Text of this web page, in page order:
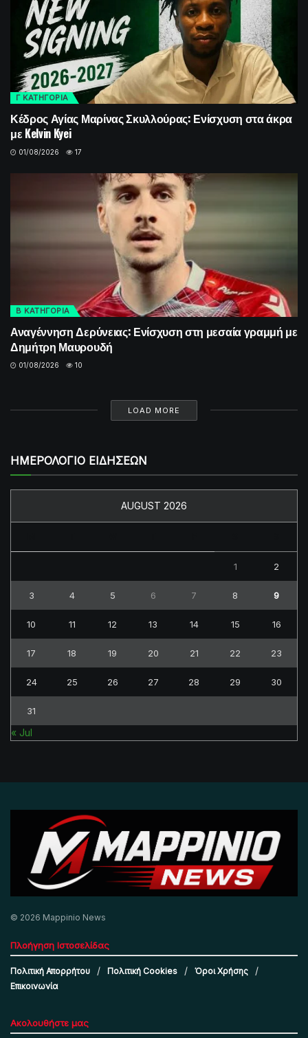
Γ ΚΑΤΗΓΟΡΙΑ
Κέδρος Αγίας Μαρίνας Σκυλλούρας: Ενίσχυση στα άκρα
με Kelvin Kyei
01/08/2026 17
Β ΚΑΤΗΓΟΡΙΑ
Αναγέννηση Δερύνειας: Ενίσχυση στη μεσαία γραμμή με
Δημήτρη Μαυρουδή
01/08/2026 10
LOAD MORE
ΗΜΕΡΟΛΟΓΙΟ ΕΙΔΗΣΕΩΝ
AUGUST 2026
1 2
3 4 5 6 7 8 9
10 11 12 13 14 15 16
17 18 19 20 21 22 23
24 25 26 27 28 29 30
31
« Jul
© 2026 Mappinio News
Πλοήγηση Ιστοσελίδας
Πολιτική Απορρήτου Πολιτική Cookies
Όροι Χρήσης
Επικοινωνία
Ακολουθήστε μας